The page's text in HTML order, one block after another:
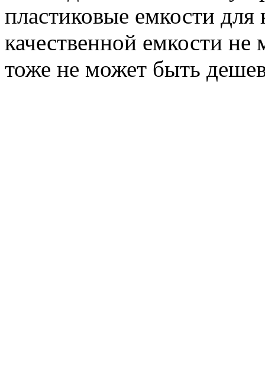
пластиковые емкости для
качественной емкости
тоже не может быть